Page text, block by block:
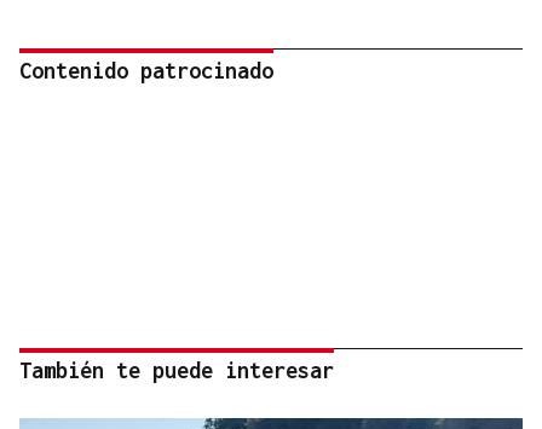
Contenido patrocinado
También te puede interesar